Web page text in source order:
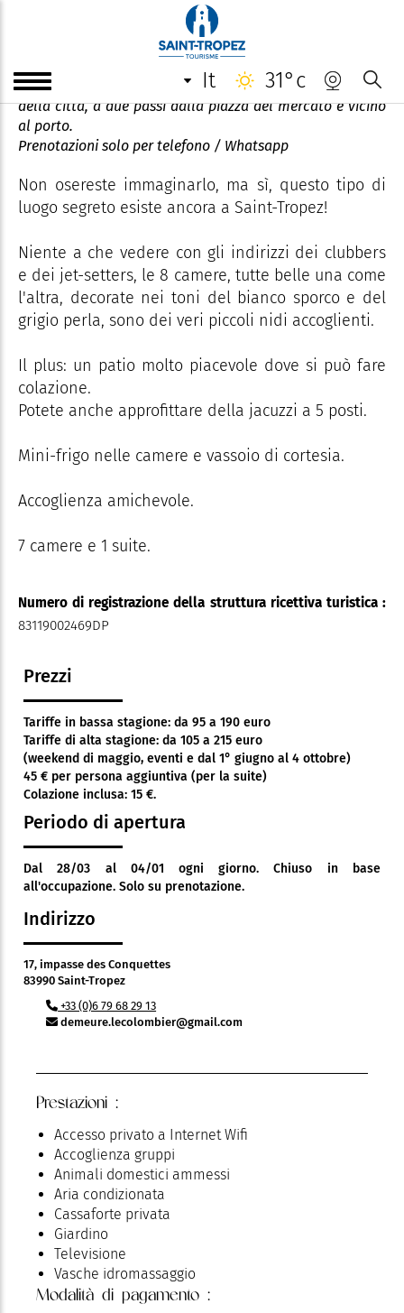
it 31°c
Le Colombier
Benvenuti a Le Colombier, un hotel di charme nel centro
della città, a due passi dalla piazza del mercato e vicino
al porto.
Prenotazioni solo per telefono / Whatsapp
Non osereste immaginarlo, ma sì, questo tipo di
luogo segreto esiste ancora a Saint-Tropez!
Niente a che vedere con gli indirizzi dei clubbers
e dei jet-setters, le 8 camere, tutte belle una come
l'altra, decorate nei toni del bianco sporco e del
grigio perla, sono dei veri piccoli nidi accoglienti.
Il plus: un patio molto piacevole dove si può fare
colazione.
Potete anche approfittare della jacuzzi a 5 posti.
Mini-frigo nelle camere e vassoio di cortesia.
Accoglienza amichevole.
7 camere e 1 suite.
Numero di registrazione della struttura ricettiva turistica :
83119002469DP
Prezzi
Tariffe in bassa stagione: da 95 a 190 euro
Tariffe di alta stagione: da 105 a 215 euro
(weekend di maggio, eventi e dal 1° giugno al 4 ottobre)
45 € per persona aggiuntiva (per la suite)
Colazione inclusa: 15 €.
Periodo di apertura
Dal 28/03 al 04/01 ogni giorno. Chiuso in base
all'occupazione. Solo su prenotazione.
Indirizzo
17, impasse des Conquettes
83990 Saint-Tropez
+33 (0)6 79 68 29 13
demeure.lecolombier@gmail.com
Prestazioni :
Accesso privato a Internet Wifi
Accoglienza gruppi
Animali domestici ammessi
Aria condizionata
Cassaforte privata
Giardino
Televisione
Vasche idromassaggio
Modalità di pagamento :